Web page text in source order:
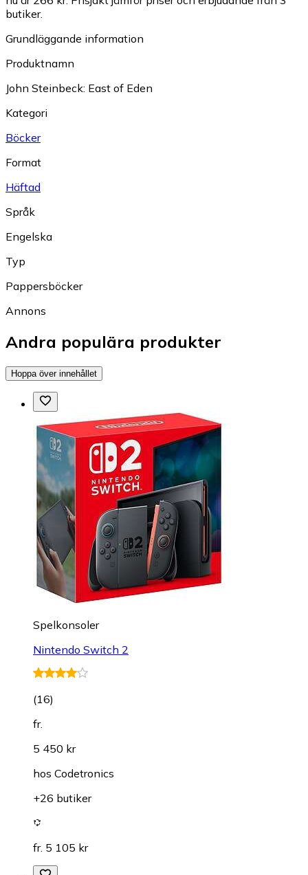
butiker.
Grundläggande information
Produktnamn
John Steinbeck: East of Eden
Kategori
Böcker
Format
Häftad
Språk
Engelska
Typ
Pappersböcker
Annons
Andra populära produkter
Hoppa över innehållet
Spelkonsoler
Nintendo Switch 2
(16)
fr.
5 450 kr
hos Codetronics
+26 butiker
fr. 5 105 kr